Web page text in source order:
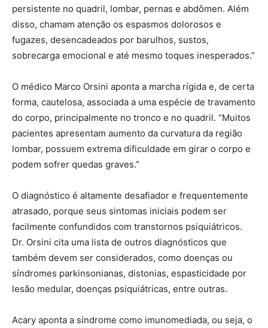
persistente no quadril, lombar, pernas e abdômen. Além
disso, chamam atenção os espasmos dolorosos e
fugazes, desencadeados por barulhos, sustos,
sobrecarga emocional e até mesmo toques inesperados.”
O médico Marco Orsini aponta a marcha rígida e, de certa
forma, cautelosa, associada a uma espécie de travamento
do corpo, principalmente no tronco e no quadril. “Muitos
pacientes apresentam aumento da curvatura da região
lombar, possuem extrema dificuldade em girar o corpo e
podem sofrer quedas graves.”
O diagnóstico é altamente desafiador e frequentemente
atrasado, porque seus sintomas iniciais podem ser
facilmente confundidos com transtornos psiquiátricos.
Dr. Orsini cita uma lista de outros diagnósticos que
também devem ser considerados, como doenças ou
síndromes parkinsonianas, distonias, espasticidade por
lesão medular, doenças psiquiátricas, entre outras.
Acary aponta a síndrome como imunomediada, ou seja, o